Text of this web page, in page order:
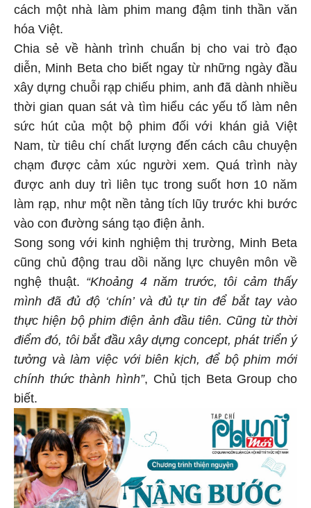
cách một nhà làm phim mang đậm tinh thần văn
hóa Việt.
Chia sẻ về hành trình chuẩn bị cho vai trò đạo
diễn, Minh Beta cho biết ngay từ những ngày đầu
xây dựng chuỗi rạp chiếu phim, anh đã dành nhiều
thời gian quan sát và tìm hiểu các yếu tố làm nên
sức hút của một bộ phim đối với khán giả Việt
Nam, từ tiêu chí chất lượng đến cách câu chuyện
chạm được cảm xúc người xem. Quá trình này
được anh duy trì liên tục trong suốt hơn 10 năm
làm rạp, như một nền tảng tích lũy trước khi bước
vào con đường sáng tạo điện ảnh.
Song song với kinh nghiệm thị trường, Minh Beta
cũng chủ động trau dồi năng lực chuyên môn về
nghệ thuật. “Khoảng 4 năm trước, tôi cảm thấy
mình đã đủ độ ‘chín’ và đủ tự tin để bắt tay vào
thực hiện bộ phim điện ảnh đầu tiên. Cũng từ thời
điểm đó, tôi bắt đầu xây dựng concept, phát triển ý
tưởng và làm việc với biên kịch, để bộ phim mới
chính thức thành hình”, Chủ tịch Beta Group cho
biết.